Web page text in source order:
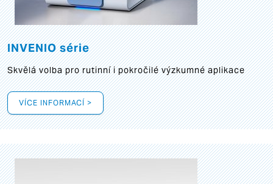
INVENIO série
Skvělá volba pro rutinní i pokročilé výzkumné aplikace
VÍCE INFORMACÍ >